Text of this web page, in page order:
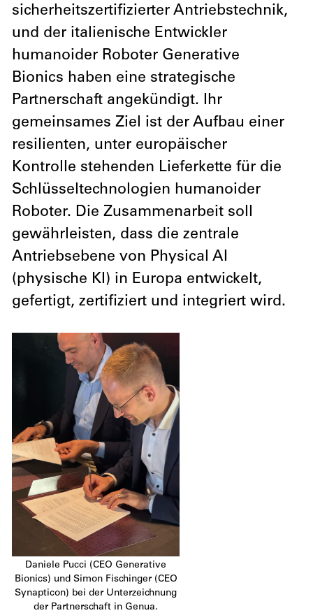
sicherheitszertifizierter Antriebstechnik,
und der italienische Entwickler
humanoider Roboter Generative
Bionics haben eine strategische
Partnerschaft angekündigt. Ihr
gemeinsames Ziel ist der Aufbau einer
resilienten, unter europäischer
Kontrolle stehenden Lieferkette für die
Schlüsseltechnologien humanoider
Roboter. Die Zusammenarbeit soll
gewährleisten, dass die zentrale
Antriebsebene von Physical AI
(physische KI) in Europa entwickelt,
gefertigt, zertifiziert und integriert wird.
Daniele Pucci (CEO Generative
Bionics) und Simon Fischinger (CEO
Synapticon) bei der Unterzeichnung
der Partnerschaft in Genua.